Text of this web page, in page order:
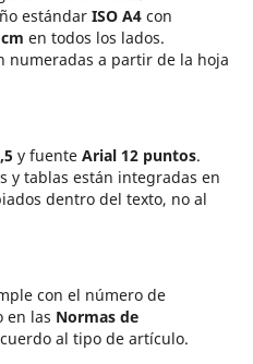
estándar ISO A4con
en todos los lados.
numeradas a partir de la hoja
y fuente Arial 12 puntos.
y tablas están integradas en
dentro del texto, no al
con el número de
en las Normas de
al tipo de artículo.